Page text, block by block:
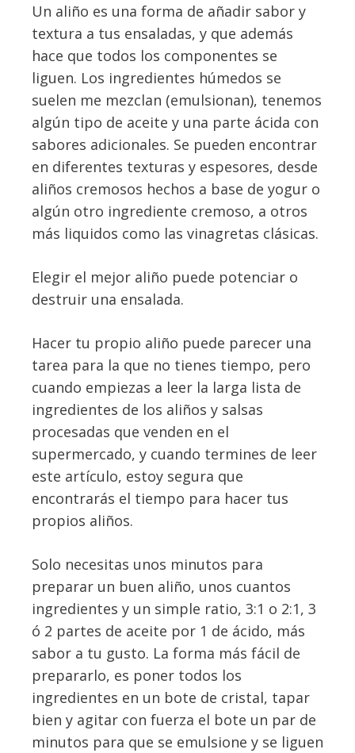
Un aliño es una forma de añadir sabor y
textura a tus ensaladas, y que además
hace que todos los componentes se
liguen. Los ingredientes húmedos se
suelen me mezclan (emulsionan), tenemos
algún tipo de aceite y una parte ácida con
sabores adicionales. Se pueden encontrar
en diferentes texturas y espesores, desde
aliños cremosos hechos a base de yogur o
algún otro ingrediente cremoso, a otros
más liquidos como las vinagretas clásicas.
Elegir el mejor aliño puede potenciar o
destruir una ensalada.
Hacer tu propio aliño puede parecer una
tarea para la que no tienes tiempo, pero
cuando empiezas a leer la larga lista de
ingredientes de los aliños y salsas
procesadas que venden en el
supermercado, y cuando termines de leer
este artículo, estoy segura que
encontrarás el tiempo para hacer tus
propios aliños.
Solo necesitas unos minutos para
preparar un buen aliño, unos cuantos
ingredientes y un simple ratio, 3:1 o 2:1, 3
ó 2 partes de aceite por 1 de ácido, más
sabor a tu gusto. La forma más fácil de
prepararlo, es poner todos los
ingredientes en un bote de cristal, tapar
bien y agitar con fuerza el bote un par de
minutos para que se emulsione y se liguen